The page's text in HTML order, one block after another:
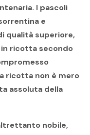
I pascoli
e
qualità superiore,
ricotta secondo
ricotta non è mero
assoluta della
nobile,